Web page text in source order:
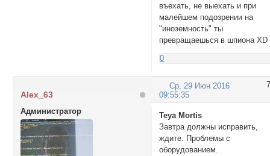
въехать, не выехать и при
малейшем подозрении на
"иноземность" ты
превращаешься в шпиона XD
0
7
Ср, 29 Июн 2016
09:55:35
Alex_63
Администратор
Teya Mortis
Завтра должны исправить,
ждите. Проблемы с
оборудованием.